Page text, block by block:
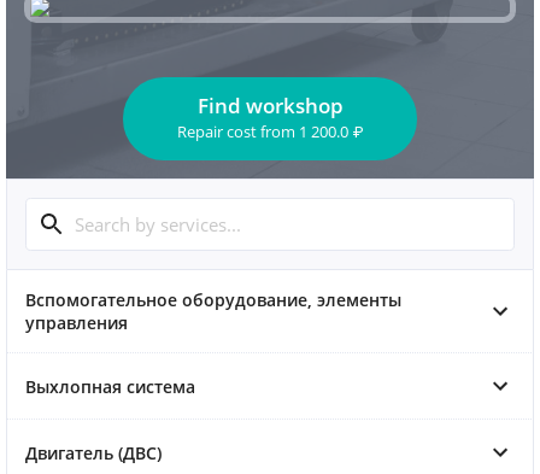
Find workshop
Repair costfrom 1 200.0 ₽
Вспомогательное оборудование, элементы
управления
Выхлопная система
Двигатель (ДВС)